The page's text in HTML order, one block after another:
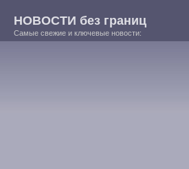
НОВОСТИ без границ
Самые свежие и ключевые новости: